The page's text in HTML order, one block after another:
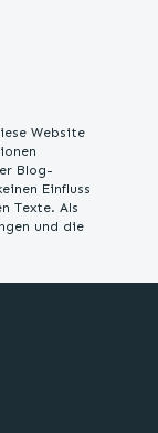
Website
Blog-
Einfluss
Texte. Als
und die